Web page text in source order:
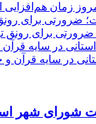
زمان
ضرورتی برای رونق
در سایه قرآن و
شورای شهر